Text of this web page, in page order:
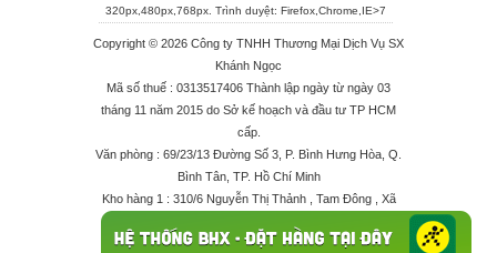
320px,480px,768px. Trình duyệt: Firefox,Chrome,IE>7
Copyright © 2026 Công ty TNHH Thương Mại Dịch Vụ SX
Khánh Ngọc
Mã số thuế : 0313517406 Thành lập ngày từ ngày 03
tháng 11 năm 2015 do Sở kế hoạch và đầu tư TP HCM
cấp.
Văn phòng : 69/23/13 Đường Số 3, P. Bình Hưng Hòa, Q.
Bình Tân, TP. Hồ Chí Minh
Kho hàng 1 : 310/6 Nguyễn Thị Thảnh , Tam Đông , Xã
Kho hàng 2 : 68/2X Ấp Đông 1 , Xã Thới Tam Thôn ,